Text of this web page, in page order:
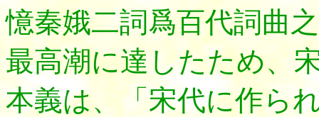
憶秦娥二詞爲百代詞曲
最高潮に達したため、
本義は、「宋代に作ら